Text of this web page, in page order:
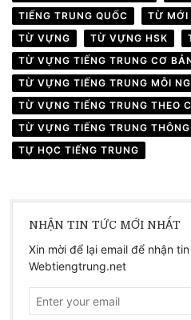
TIẾNG TRUNG QUỐC
TỪ MỚI
TỪ VỰNG
TỪ VỰNG HSK
TỪ VỰNG TIẾNG TRUNG CƠ
TỪ VỰNG TIẾNG TRUNG MỖI
TỪ VỰNG TIẾNG TRUNG THEO
TỪ VỰNG TIẾNG TRUNG
TỰ HỌC TIẾNG TRUNG
NHẬN TIN TỨC MỚI NHẤT
Xin mời để lại email để nhận
Webtiengtrung.net